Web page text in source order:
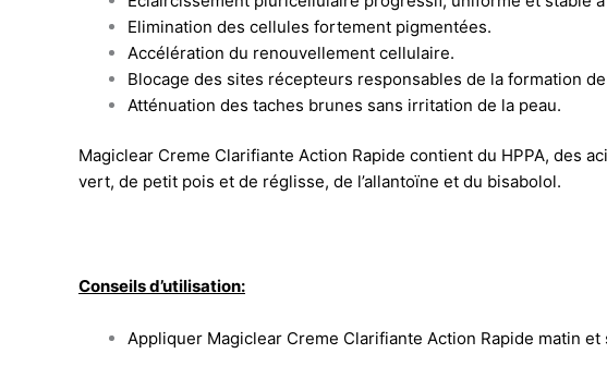
Elimination des cellules fortement pigmentées.
Accélération du renouvellement cellulaire.
Blocage des sites récepteurs responsables de la formation
Atténuation des taches brunes sans irritation de la peau.
Magiclear Creme Clarifiante Action Rapide contient du HPPA, des
vert, de petit pois et de réglisse, de l’allantoïne et du bisabolol.
Conseils d’utilisation:
Appliquer Magiclear Creme Clarifiante Action Rapide matin